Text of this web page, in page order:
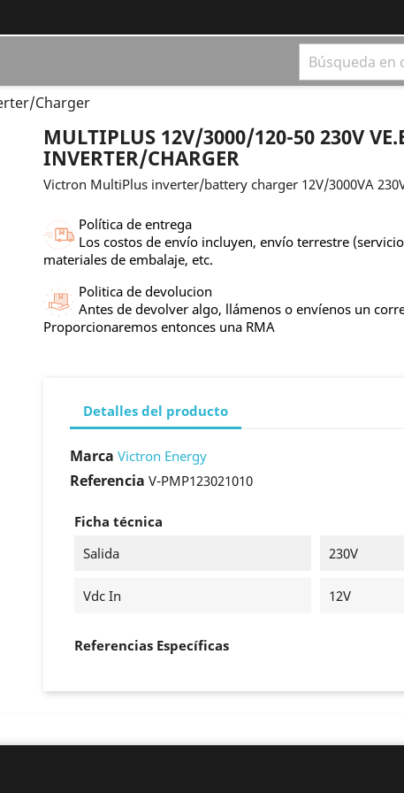
Charger
MULTIPLUS 12V/3000/120-50 230V
INVERTER/CHARGER
Victron MultiPlus inverter/battery charger 12V/3000VA
Política de entrega
Los costos de envío incluyen, envío terrestre
materiales de embalaje, etc.
Politica de devolucion
Antes de devolver algo, llámenos o envíenos un
Proporcionaremos entonces una RMA
Detalles del producto
Marca Victron Energy
Referencia V-PMP123021010
Ficha técnica
Salida
230V
Vdc In 12V
Referencias Específicas